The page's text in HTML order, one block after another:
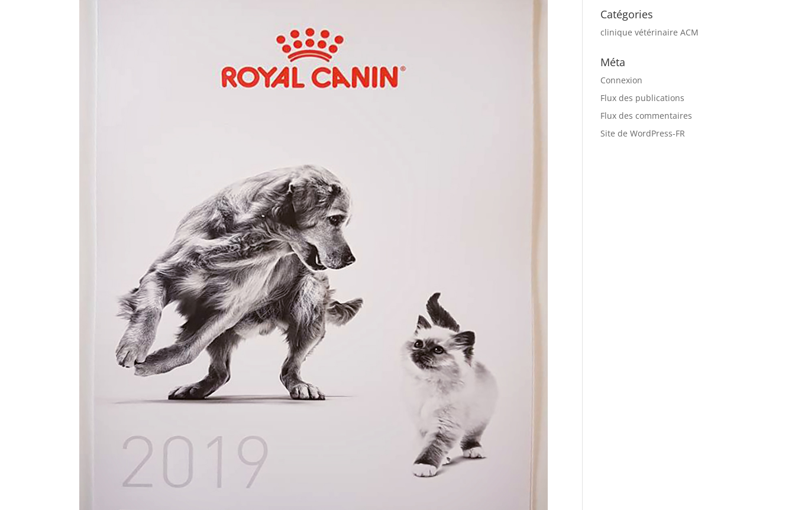
Catégories
clinique vétérinaire ACM
Méta
Connexion
Flux des publications
Flux des commentaires
Site de WordPress-FR